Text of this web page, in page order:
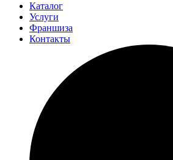
Каталог
Услуги
Франшиза
Контакты